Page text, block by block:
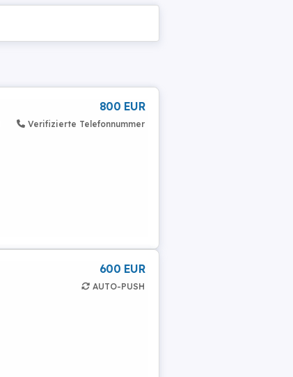
800 EUR
Verifizierte Telefonnummer
600 EUR
AUTO-PUSH